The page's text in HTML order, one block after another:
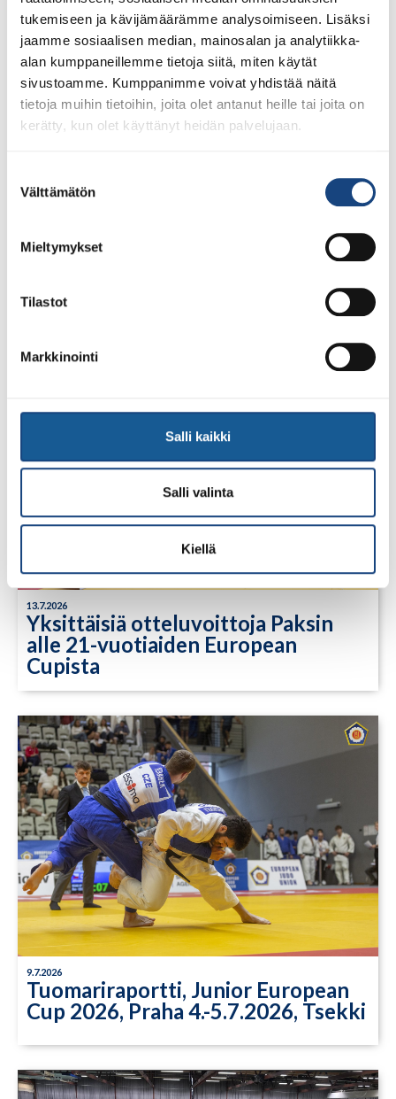
tukemiseen ja kävijämäärämme analysoimiseen. Lisäksi
jaamme sosiaalisen median, mainosalan ja analytiikka-
alan kumppaneillemme tietoja siitä, miten käytät
sivustoamme. Kumppanimme voivat yhdistää näitä
tietoja muihin tietoihin, joita olet antanut heille tai joita on
kerätty, kun olet käyttänyt heidän palvelujaan.
valinta
Välttämätön
Mieltymykset
Tilastot
Markkinointi
Salli kaikki
Salli valinta
Kiellä
23.7.2026
Open 2026, 14.-17.5.2026,
13.7.2026
Yksittäisiä otteluvoittoja Paksin
alle 21-vuotiaiden European
Cupista
9.7.2026
Tuomariraportti, Junior European
Cup 2026, Praha 4.-5.7.2026, Tsekki